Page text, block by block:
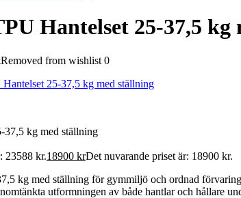
Hantelset 25-37,5 kg
Removed from wishlist 0
23588 kr.18900 krDet nuvarande priset är: 18900 kr.
kg med ställning för gymmiljö och ordnad
utformningen av både hantlar och hållare